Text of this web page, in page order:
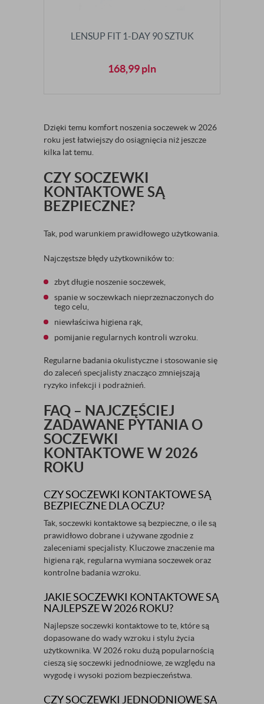
LENSUP FIT 1-DAY 90 SZTUK
168,99pln
Dzięki temu komfort noszenia soczewek w 2026
roku jest łatwiejszy do osiągnięcia niż jeszcze
kilka lat temu.
CZY SOCZEWKI
KONTAKTOWE SĄ
BEZPIECZNE?
Tak, pod warunkiem prawidłowego użytkowania.
Najczęstsze błędy użytkowników to:
zbyt długie noszenie soczewek,
spanie w soczewkach nieprzeznaczonych do
tego celu,
niewłaściwa higiena rąk,
pomijanie regularnych kontroli wzroku.
Regularne badania okulistyczne i stosowanie się
do zaleceń specjalisty znacząco zmniejszają
ryzyko infekcji i podrażnień.
FAQ – NAJCZĘŚCIEJ
ZADAWANE PYTANIA O
SOCZEWKI
KONTAKTOWE W 2026
ROKU
CZY SOCZEWKI KONTAKTOWE SĄ
BEZPIECZNE DLA OCZU?
Tak, soczewki kontaktowe są bezpieczne, o ile są
prawidłowo dobrane i używane zgodnie z
zaleceniami specjalisty. Kluczowe znaczenie ma
higiena rąk, regularna wymiana soczewek oraz
kontrolne badania wzroku.
JAKIE SOCZEWKI KONTAKTOWE SĄ
NAJLEPSZE W 2026 ROKU?
Najlepsze soczewki kontaktowe to te, które są
dopasowane do wady wzroku i stylu życia
użytkownika. W 2026 roku dużą popularnością
cieszą się soczewki jednodniowe, ze względu na
wygodę i wysoki poziom bezpieczeństwa.
CZY SOCZEWKI JEDNODNIOWE SĄ